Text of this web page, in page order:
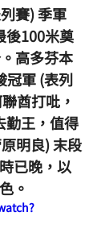
賽) 季軍
後100米奠
高多芬本
軍 (表列
酋打吡，
勤王，值得
明良) 末段
已晚，以
。